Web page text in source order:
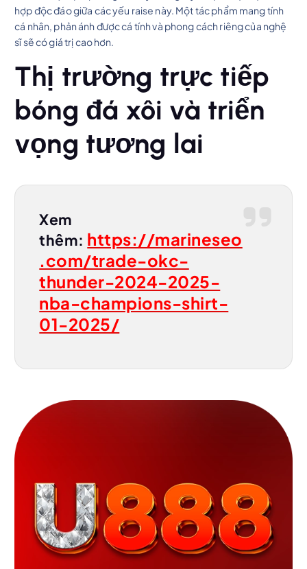
hợp độc đáo giữa các yếu raise này. Một tác phẩm mang tính
cá nhân, phản ánh được cá tính và phong cách riêng của nghệ
sĩ sẽ có giá trị cao hơn.
Thị trường trực tiếp
bóng đá xôi và triển
vọng tương lai
Xem
thêm: https://marineseo
.com/trade-okc-
thunder-2024-2025-
nba-champions-shirt-
01-2025/